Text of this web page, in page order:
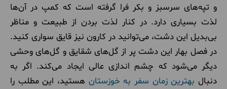
و تپه‌های سرسبز و بکر فرا گرفته‌ است که کمپ در آن‌ها
لذت بسیاری دارد. در کنار لذت بردن از طبیعت و مناظر
بی‌بدیل این دشت، می‌توانید در کارون نیز قایق سواری کنید.
در فصل بهار این دشت پر از گل‌های شقایق و گل‌های وحشی
دیگر می‌شود که چشم اندازی عالی ایجاد می‌کند. اگر به
دنبال بهترین زمان سفر به خوزستان هستید، این مطلب را